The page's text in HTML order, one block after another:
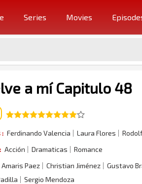
Series Movies
a mí Capitulo 48
: Ferdinando Valencia Laura Flores
Acción Dramaticas Romance
Amaris Paez Christian Jiménez
Gustavo
Sergio Mendoza